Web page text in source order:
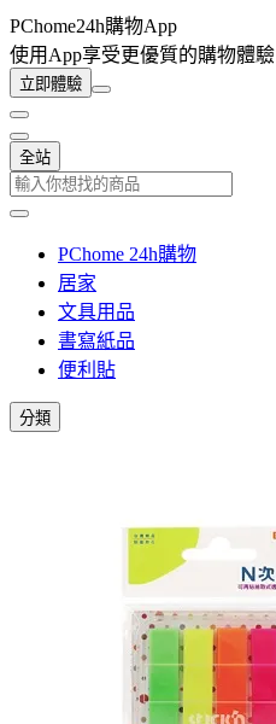
PChome24h購物App
使用App享受更優質的購物體驗
立即體驗
全站
PChome 24h購物
居家
文具用品
書寫紙品
便利貼
分類